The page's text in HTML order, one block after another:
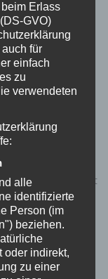
warm und ihr
Handventilator
kommt
in Schwitzen! →
Erforderliche
Erlass
GVO)
für
einfach
zu
verwendeten
alle
identifizierte
Person (im
beziehen.
oder indirekt,
zu einer